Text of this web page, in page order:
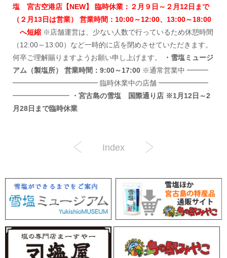
塩 宮古空港店【NEW】 臨時休業：２月９日～２月12日まで
（２月13日は営業） 営業時間：10:00～12:00、13:00～18:00
へ短縮 ※店舗運営は、少ない人数で行っているため休憩時間
（12:00～13:00）など一時的に店を閉めさせていただきます。
何卒ご理解賜りますようお願い申し上げます。
・雪塩ミュージ
アム（製塩所） 営業時間：9:00～17:00 ※通常営業中 ━━━
━━━━━━━━━━━━ 臨時休業中の店舗 ━━━━━━━
━━━━━━━━
・宮古島の雪塩 国際通り店 ※1月12日～2
月28日まで臨時休業
Index